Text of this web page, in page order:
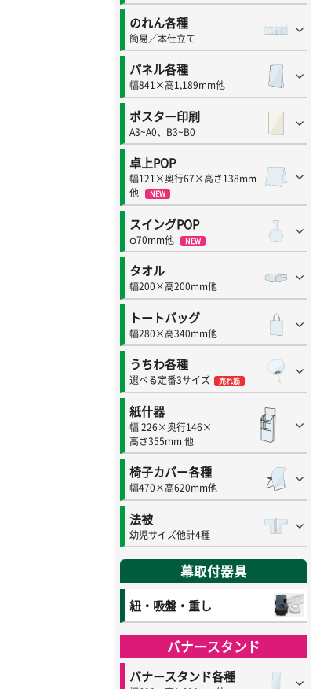
のれん各種
簡易／本仕立て
パネル各種
幅841×高1,189mm他
ポスター印刷
A3~A0、B3~B0
卓上POP
幅121×奥行67×高さ138mm
他
NEW
スイングPOP
φ70mm他 NEW
タオル
幅200×高200mm他
トートバッグ
幅280×高340mm他
うちわ各種
選べる定番3サイズ 売れ筋
紙什器
幅 226×奥行146×
高さ355mm 他
椅子カバー各種
幅470×高620mm他
法被
幼児サイズ他計4種
幕取付器具
紐・吸盤・重し
バナースタンド
バナースタンド各種